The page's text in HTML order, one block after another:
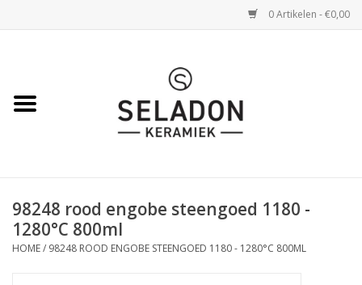
0 Artikelen - €0,00
VERZENDING
98248 rood engobe steengoed 1180 -
1280°C 800ml
HOME/ 98248 ROOD ENGOBE STEENGOED 1180 - 1280°C 800ML